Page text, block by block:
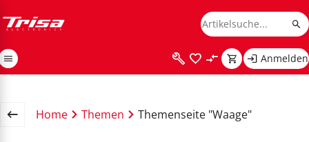
Anmelden
Home Themen Themenseite "Waage"